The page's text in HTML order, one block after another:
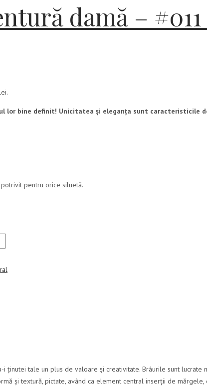
damă – #011
lor bine definit! Unicitatea și eleganța sunt caracteristicile
pentru orice siluetă.
tale un plus de valoare și creativitate. Brâurile sunt lucrate
și textură, pictate, având ca element central inserții de mărgele,